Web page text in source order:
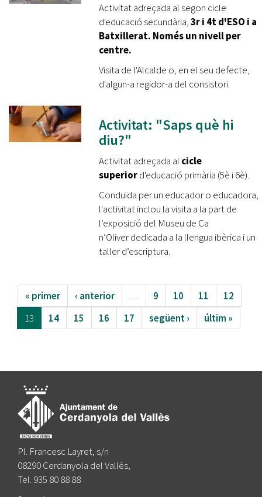
Activitat adreçada al segon cicle
d'educació secundària,3r i 4t d'ESO i a
Batxillerat. Només un nivell per
centre.
Visita de l'Alcalde o, en el seu defecte,
d'algun-a regidor-a del consistori.
Activitat: "Saps què hi
diu?"
Activitat adreçada al cicle
superiord'educació primària (5è i 6è).
Conduïda per un educador o educadora,
l'activitat inclou la visita a la part de
l’exposició del Museu de Ca
n’Oliver dedicada a la llengua ibèrica i un
taller d’escriptura.
« primer ‹ anterior … 9 10 11
12
13
14 15 16 17 següent › últim »
Pl. Francesc Layret, s/n
08290 Cerdanyola del Vallès,
Tel. 935 80 88 88